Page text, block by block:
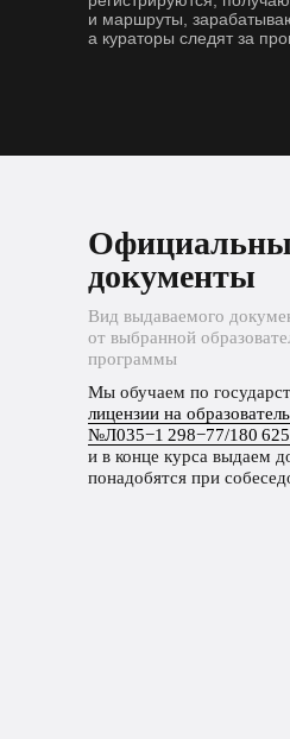
и маршруты,
а кураторы следят за
Вид выдаваемого
от выбранной
программы
документы
Мы обучаем по
лицензии на
№Л035−1 298−77/180 625
и в конце курса выдаем
понадобятся при